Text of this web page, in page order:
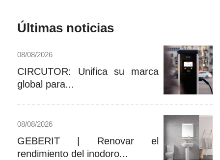
Últimas noticias
08/08/2026
CIRCUTOR: Unifica su marca
global para...
08/08/2026
GEBERIT | Renovar el
rendimiento del inodoro...